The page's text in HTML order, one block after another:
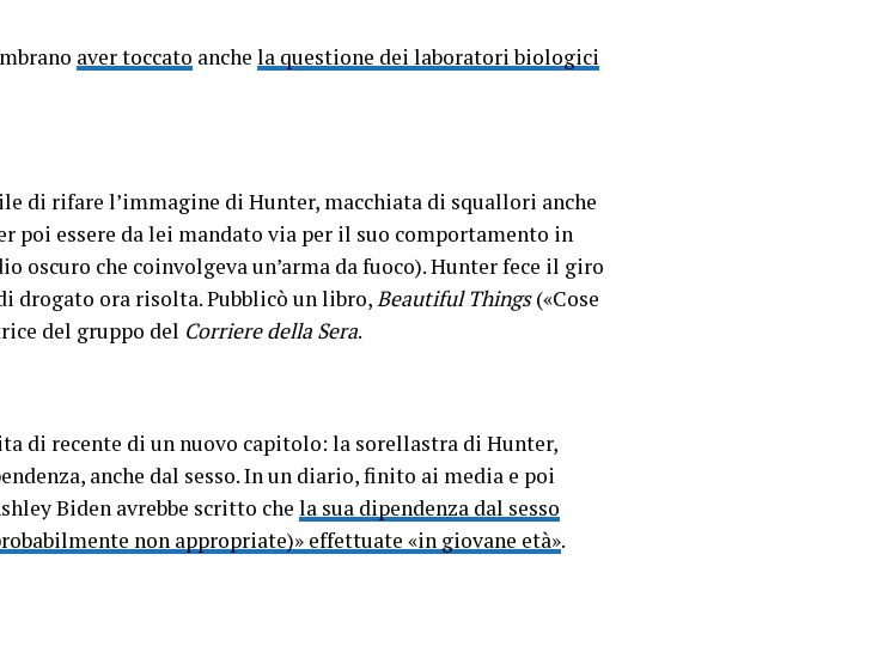
aver toccato anche la questione dei laboratori biologici
di rifare l’immagine di Hunter, macchiata di squallori anche
poi essere da lei mandato via per il suo comportamento in
oscuro che coinvolgeva un’arma da fuoco). Hunter fece il giro
drogato ora risolta. Pubblicò un libro,Beautiful Things(«Cose
del gruppo del Corriere della Sera.
di recente di un nuovo capitolo: la sorellastra di Hunter,
anche dal sesso. In un diario, finito ai media e poi
Biden avrebbe scritto che la sua dipendenza dal sesso
non appropriate)» effettuate «in giovane età».